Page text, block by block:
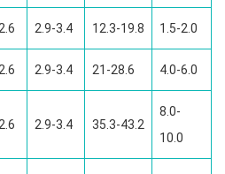
2.9-3.4 12.3-19.8 1.5-2.0
2.9-3.4 21-28.6 4.0-6.0
2.9-3.4 35.3-43.2
8.0-
10.0